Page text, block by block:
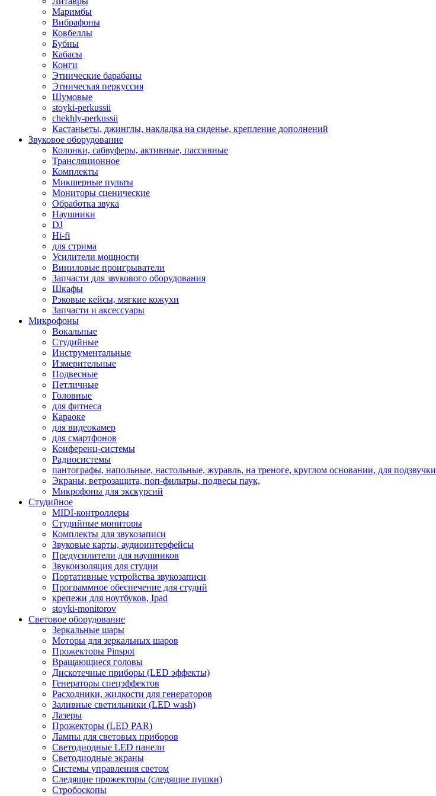
Маримбы
Вибрафоны
Ковбеллы
Бубны
Кабасы
Конги
Этнические барабаны
Этническая перкуссия
Шумовые
stoyki-perkussii
chekhly-perkussii
Кастаньеты, джинглы, накладка на сиденье, крепление дополнений
Звуковое оборудование
Колонки, сабвуферы, активные, пассивные
Трансляционное
Комплекты
Микшерные пульты
Мониторы сценические
Обработка звука
Наушники
DJ
Hi-fi
для стрима
Усилители мощности
Виниловые проигрыватели
Запчасти для звукового оборудования
Шкафы
Рэковые кейсы, мягкие кожухи
Запчасти и аксессуары
Микрофоны
Вокальные
Студийные
Инструментальные
Измерительные
Подвесные
Петличные
Головные
для фитнеса
Караоке
для видеокамер
для смартфонов
Конференц-системы
Радиосистемы
пантографы, напольные, настольные, журавль, на треноге, круглом основании, для подзвучки
Экраны, ветрозащита, поп-фильтры, подвесы паук,
Микрофоны для экскурсий
Студийное
MIDI-контроллеры
Студийные мониторы
Комплекты для звукозаписи
Звуковые карты, аудиоинтерфейсы
Предусилители для наушников
Звукоизоляция для студии
Портативные устройства звукозаписи
Программное обеспечение для студий
крепежи для ноутбуков, Ipad
stoyki-monitorov
Световое оборудование
Зеркальные шары
Моторы для зеркальных шаров
Прожекторы Pinspot
Вращающиеся головы
Дискотечные приборы (LED эффекты)
Генераторы спецэффектов
Расходники, жидкости для генераторов
Заливные светильники (LED wash)
Лазеры
Прожекторы (LED PAR)
Лампы для световых приборов
Светодиодные LED панели
Светодиодные экраны
Системы управления светом
Следящие прожекторы (следящие пушки)
Стробоскопы